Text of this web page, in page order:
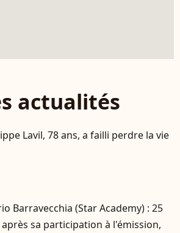
actualités
Lavil, 78 ans, a failli perdre la vie
Barravecchia (Star Academy) : 25
sa participation à l'émission,